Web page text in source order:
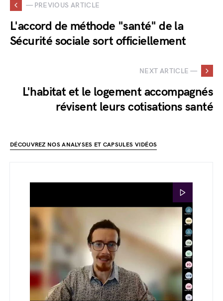
— PREVIOUS ARTICLE
L'accord de méthode "santé" de la
Sécurité sociale sort officiellement
NEXT ARTICLE —
L'habitat et le logement accompagnés
révisent leurs cotisations santé
DÉCOUVREZ NOS ANALYSES ET CAPSULES VIDÉOS